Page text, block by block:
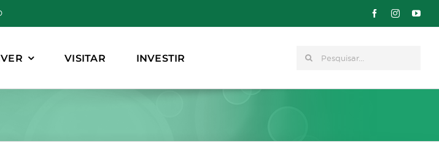
VISITAR INVESTIR Pesquisar